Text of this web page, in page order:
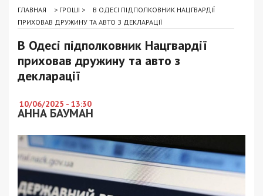
ГЛАВНАЯ > ГРОШІ >
В ОДЕСІ ПІДПОЛКОВНИК НАЦГВАРДІЇ
ПРИХОВАВ ДРУЖИНУ ТА АВТО З ДЕКЛАРАЦІЇ
В Одесі підполковник Нацгвардії
приховав дружину та авто з
декларації
10/06/2025 - 13:30
АННА БАУМАН